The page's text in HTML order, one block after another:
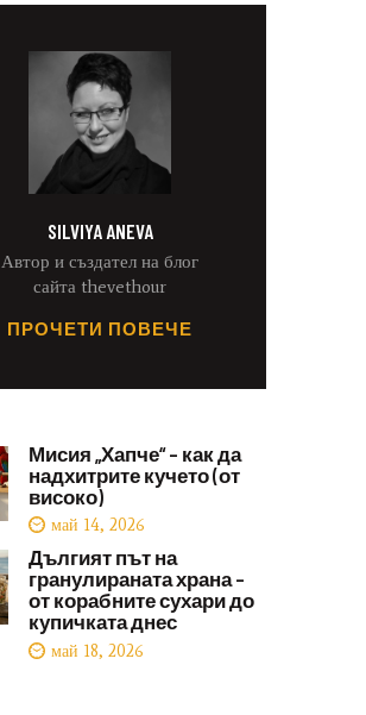
SILVIYA ANEVA
Автор и създател на блог
сайта thevethour
ПРОЧЕТИ ПОВЕЧЕ
Мисия „Хапче“ – как да
надхитрите кучето (от
високо)
май 14, 2026
Дългият път на
гранулираната храна –
от корабните сухари до
купичката днес
май 18, 2026